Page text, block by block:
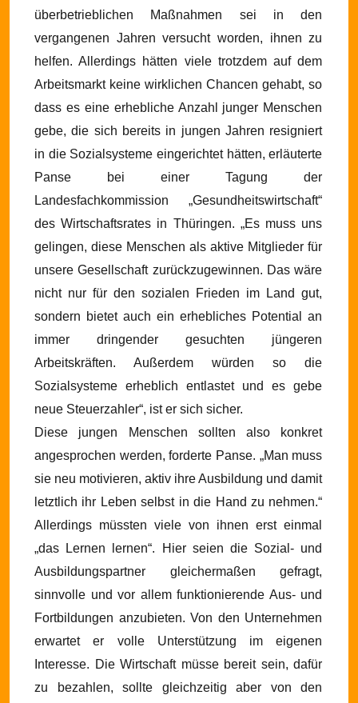
überbetrieblichen Maßnahmen sei in den
vergangenen Jahren versucht worden, ihnen zu
helfen. Allerdings hätten viele trotzdem auf dem
Arbeitsmarkt keine wirklichen Chancen gehabt, so
dass es eine erhebliche Anzahl junger Menschen
gebe, die sich bereits in jungen Jahren resigniert
in die Sozialsysteme eingerichtet hätten, erläuterte
Panse bei einer Tagung der
Landesfachkommission „Gesundheitswirtschaft“
des Wirtschaftsrates in Thüringen. „Es muss uns
gelingen, diese Menschen als aktive Mitglieder für
unsere Gesellschaft zurückzugewinnen. Das wäre
nicht nur für den sozialen Frieden im Land gut,
sondern bietet auch ein erhebliches Potential an
immer dringender gesuchten jüngeren
Arbeitskräften. Außerdem würden so die
Sozialsysteme erheblich entlastet und es gebe
neue Steuerzahler“, ist er sich sicher.
Diese jungen Menschen sollten also konkret
angesprochen werden, forderte Panse. „Man muss
sie neu motivieren, aktiv ihre Ausbildung und damit
letztlich ihr Leben selbst in die Hand zu nehmen.“
Allerdings müssten viele von ihnen erst einmal
„das Lernen lernen“. Hier seien die Sozial- und
Ausbildungspartner gleichermaßen gefragt,
sinnvolle und vor allem funktionierende Aus- und
Fortbildungen anzubieten. Von den Unternehmen
erwartet er volle Unterstützung im eigenen
Interesse. Die Wirtschaft müsse bereit sein, dafür
zu bezahlen, sollte gleichzeitig aber von den